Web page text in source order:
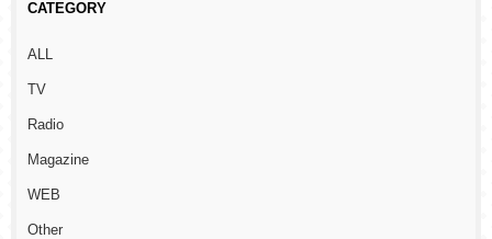
CATEGORY
ALL
TV
Radio
Magazine
WEB
Other